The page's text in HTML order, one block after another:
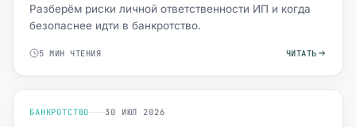
Разберём риски личной ответственности ИП и когда
безопаснее идти в банкротство.
5 МИН ЧТЕНИЯ ЧИТАТЬ
БАНКРОТСТВО 30 ИЮЛ 2026